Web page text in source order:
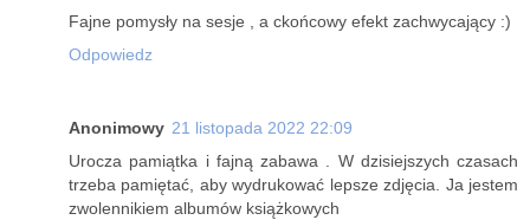
Fajne pomysły na sesje , a ckońcowy efekt zachwycający :)
Odpowiedz
Anonimowy 21 listopada 2022 22:09
Urocza pamiątka i fajną zabawa . W dzisiejszych czasach
trzeba pamiętać, aby wydrukować lepsze zdjęcia. Ja jestem
zwolennikiem albumów książkowych